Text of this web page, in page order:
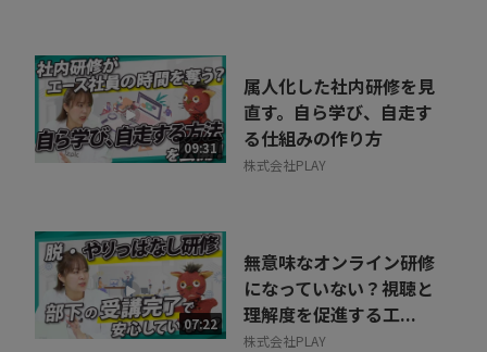
09:31
属人化した社内研修を見
直す。自ら学び、自走す
る仕組みの作り方
株式会社PLAY
07:22
無意味なオンライン研修
になっていない？視聴と
理解度を促進する工...
株式会社PLAY